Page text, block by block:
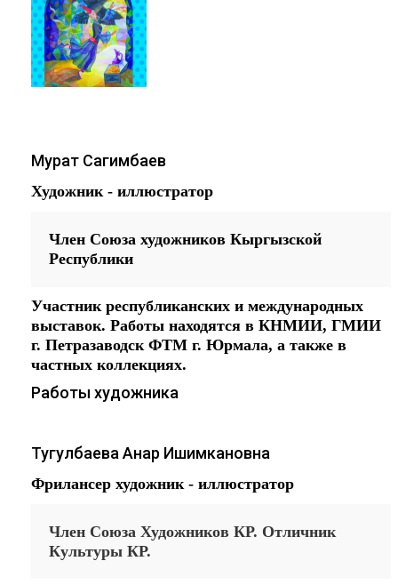
Мурат Сагимбаев
Художник - иллюстратор
Член Союза художников Кыргызской
Республики
Участник республиканских и международных
выставок. Работы находятся в КНМИИ, ГМИИ
г. Петразаводск ФТМ г. Юрмала, а также в
частных коллекциях.
Работы художника
Тугулбаева Анар Ишимкановна
Фрилансер художник - иллюстратор
Член Союза Художников КР. Отличник
Культуры КР.